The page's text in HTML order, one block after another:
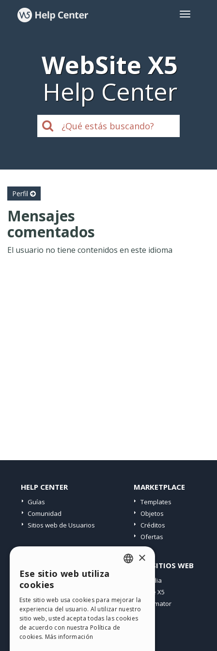
WebSite X5
Help Center
Perfil
Mensajes
comentados
El usuario no tiene contenidos en este idioma
HELP CENTER
Guías
Comunidad
Sitios web de Usuarios
MARKETPLACE
Templates
Objetos
Créditos
Ofertas
Mis post
Mis download
Espacio Web
Mis Créditos
OTROS SITIOS WEB
Incomedia
WebSite X5
WebAnimator
GERMAN
SPANISH
×
Ese sitio web utiliza
cookies
Este sitio web usa cookies para mejorar la
experiencia del usuario. Al utilizar nuestro
sitio web, usted acepta todas las cookies
de acuerdo con nuestra Política de
cookies. Más información